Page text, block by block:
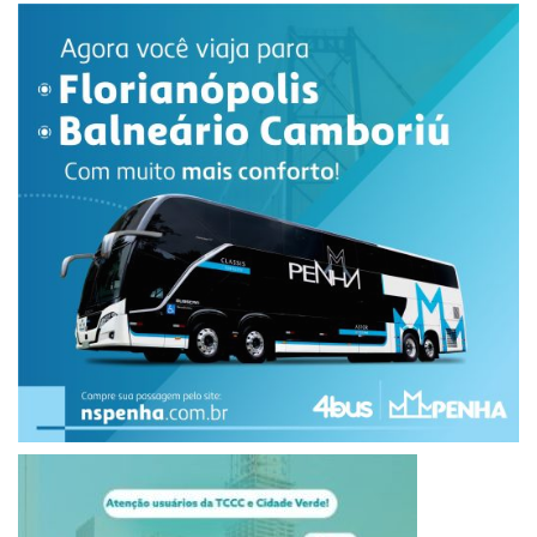
prefeitura de maringá
Rua Arthur Thomas